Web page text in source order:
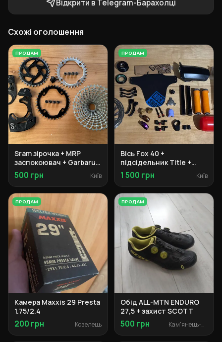
Відкрити в Telegram-Барахолці
Схожі оголошення
ПРОДАМ
Sram зірочка + MRP
заспокоювач + Garbaruk
касета + Burgtec педалі
500 грн Київ
ПРОДАМ
Вісь Fox 40 +
підсідельник Title +
грипси Ergon + ручки
SRAM Maven
1 500 грн Київ
ПРОДАМ
Камера Maxxis 29 Presta
1.75/2.4
200 грн Козелець
ПРОДАМ
Обід ALL-MTN ENDURO
27,5 + захист SCOTT
500 грн Кам'янець-Подільський